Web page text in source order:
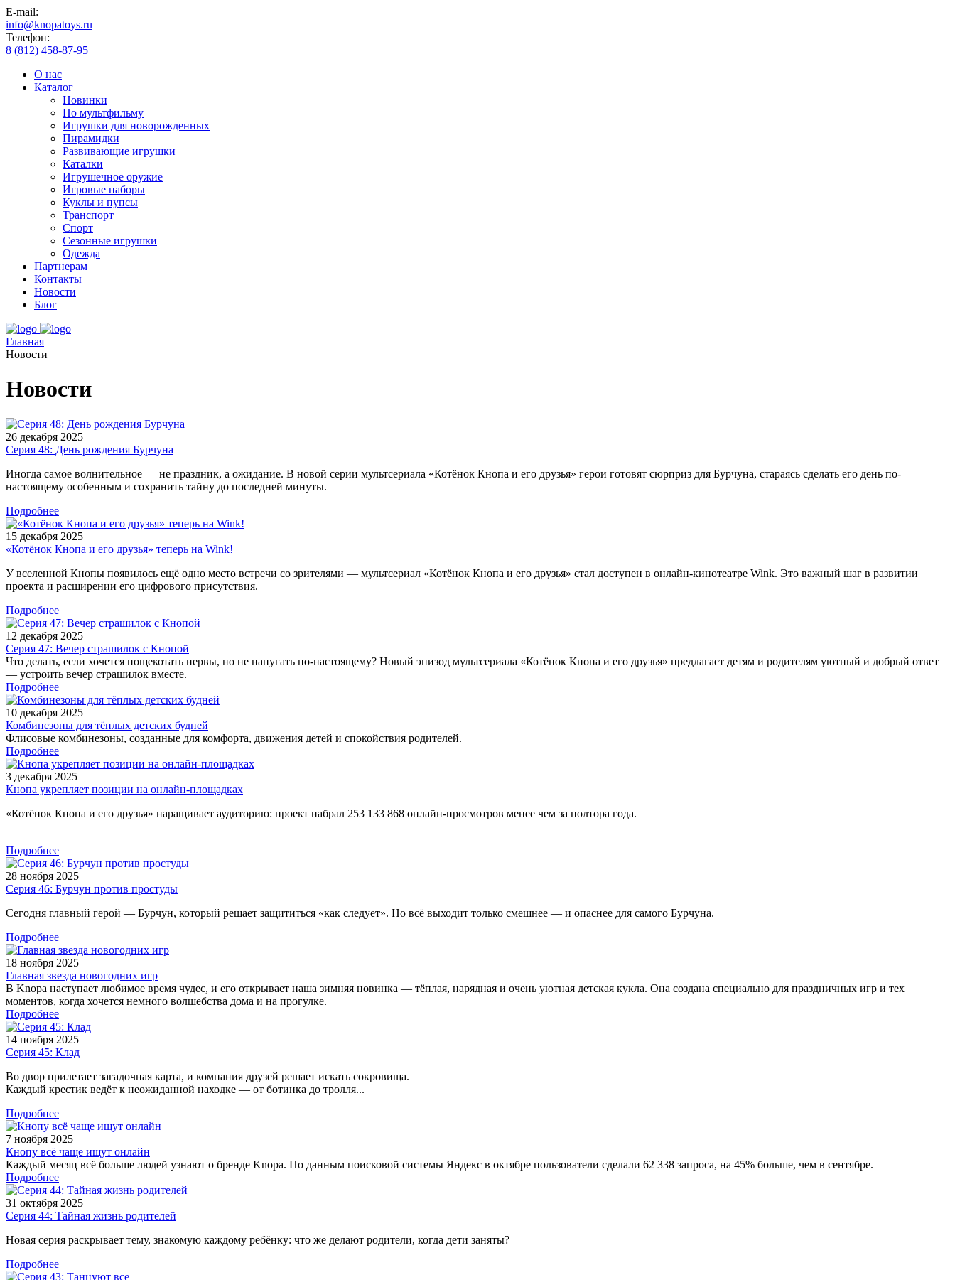
E-mail:
info@knopatoys.ru
Телефон:
8 (812) 458-87-95
О нас
Каталог
Новинки
По мультфильму
Игрушки для новорожденных
Пирамидки
Развивающие игрушки
Каталки
Игрушечное оружие
Игровые наборы
Куклы и пупсы
Транспорт
Спорт
Сезонные игрушки
Одежда
Партнерам
Контакты
Новости
Блог
Главная
Новости
Новости
26 декабря 2025
Серия 48: День рождения Бурчуна
Иногда самое волнительное — не праздник, а ожидание. В новой серии мультсериала «Котёнок Кнопа и его друзья» герои готовят сюрприз для Бурчуна, стараясь сделать его день по-
настоящему особенным и сохранить тайну до последней минуты.
Подробнее
15 декабря 2025
«Котёнок Кнопа и его друзья» теперь на Wink!
У вселенной Кнопы появилось ещё одно место встречи со зрителями — мультсериал «Котёнок Кнопа и его друзья» стал доступен в онлайн-кинотеатре Wink. Это важный шаг в развитии
проекта и расширении его цифрового присутствия.
Подробнее
12 декабря 2025
Серия 47: Вечер страшилок с Кнопой
Что делать, если хочется пощекотать нервы, но не напугать по-настоящему? Новый эпизод мультсериала «Котёнок Кнопа и его друзья» предлагает детям и родителям уютный и добрый ответ
— устроить вечер страшилок вместе.
Подробнее
10 декабря 2025
Комбинезоны для тёплых детских будней
Флисовые комбинезоны, созданные для комфорта, движения детей и спокойствия родителей.
Подробнее
3 декабря 2025
Кнопа укрепляет позиции на онлайн-площадках
«Котёнок Кнопа и его друзья» наращивает аудиторию: проект набрал 253 133 868 онлайн-просмотров менее чем за полтора года.
Подробнее
28 ноября 2025
Серия 46: Бурчун против простуды
Сегодня главный герой — Бурчун, который решает защититься «как следует». Но всё выходит только смешнее — и опаснее для самого Бурчуна.
Подробнее
18 ноября 2025
Главная звезда новогодних игр
В Knopa наступает любимое время чудес, и его открывает наша зимняя новинка — тёплая, нарядная и очень уютная детская кукла. Она создана специально для праздничных игр и тех
моментов, когда хочется немного волшебства дома и на прогулке.
Подробнее
14 ноября 2025
Серия 45: Клад
Во двор прилетает загадочная карта, и компания друзей решает искать сокровища.
Каждый крестик ведёт к неожиданной находке — от ботинка до тролля...
Подробнее
7 ноября 2025
Кнопу всё чаще ищут онлайн
Каждый месяц всё больше людей узнают о бренде Knopa. По данным поисковой системы Яндекс в октябре пользователи сделали 62 338 запроса, на 45% больше, чем в сентябре.
Подробнее
31 октября 2025
Серия 44: Тайная жизнь родителей
Новая серия раскрывает тему, знакомую каждому ребёнку: что же делают родители, когда дети заняты?
Подробнее